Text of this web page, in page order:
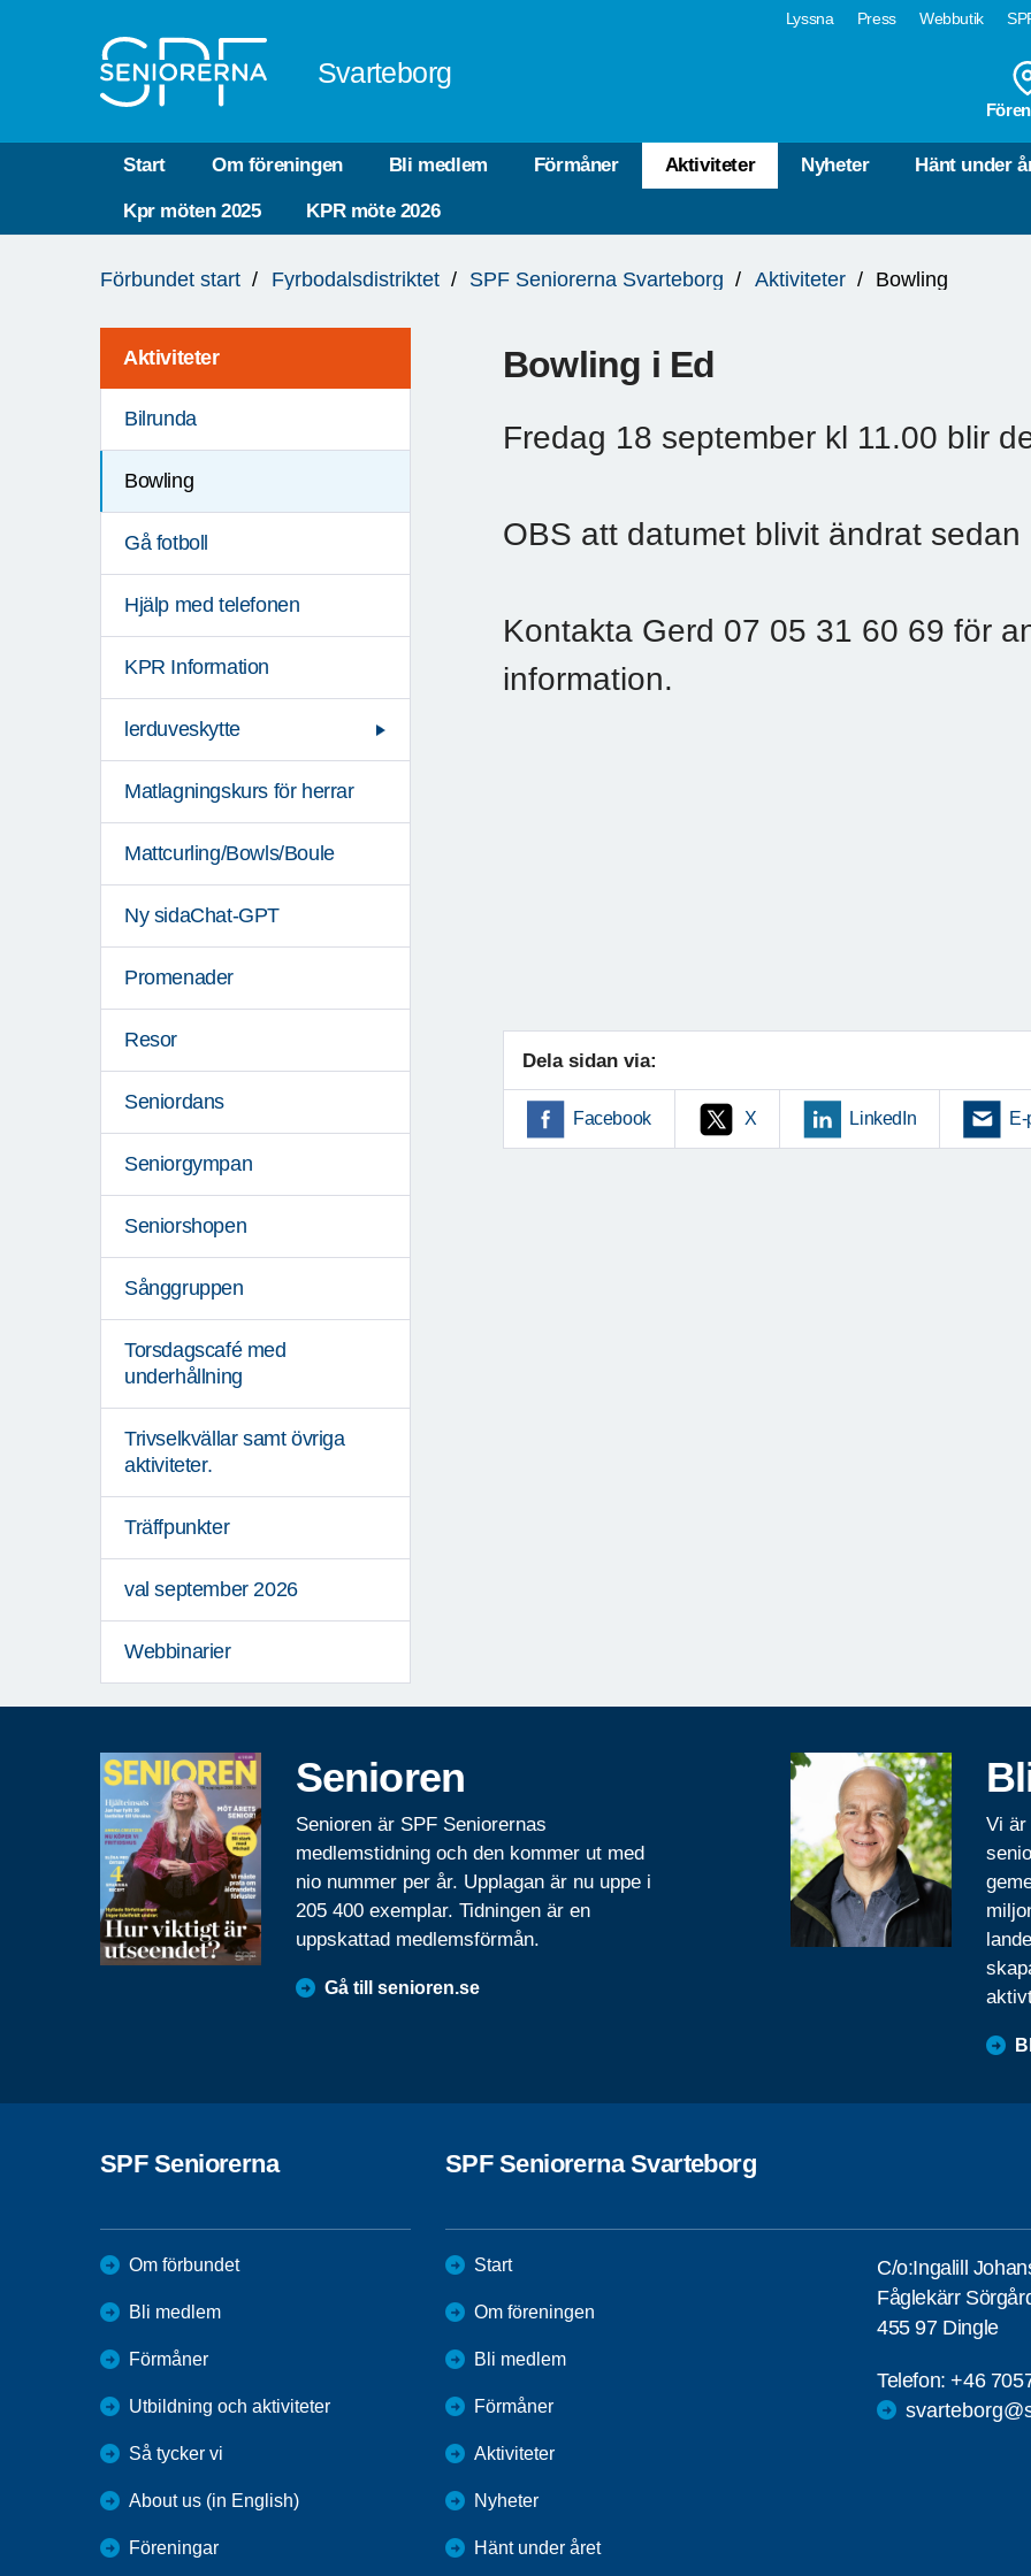
Lyssna Press Webbutik
Svarteborg
Start Om föreningen Bli medlem Förmåner Aktiviteter Nyheter Hänt under
Kpr möten 2025 KPR möte 2026
är
Förbundet start Fyrbodalsdistriktet SPF Seniorerna Svarteborg Aktiviteter Bowling
Aktiviteter
Bilrunda
Bowling
Gå fotboll
Hjälp med telefonen
KPR Information
lerduveskytte
Matlagningskurs för herrar
Mattcurling/Bowls/Boule
Ny sidaChat-GPT
Promenader
Resor
Seniordans
Seniorgympan
Seniorshopen
Sånggruppen
Torsdagscafé med
underhållning
Trivselkvällar samt övriga
aktiviteter.
Träffpunkter
val september 2026
Webbinarier
Bowling i Ed
Fredag 18 september kl 11.00 blir
OBS att datumet blivit ändrat
Kontakta Gerd 07 05 31 60 69 för
information.
Dela sidan via:
Facebook X LinkedIn
Senioren
Senioren är SPF Seniorernas
medlemstidning och den kommer ut med
nio nummer per år. Upplagan är nu uppe i
205 400 exemplar. Tidningen är en
uppskattad medlemsförmån.
Gå till senioren.se
Vi är
SPF Seniorerna
Om förbundet
Bli medlem
Förmåner
Utbildning och aktiviteter
Så tycker vi
About us (in English)
Föreningar
SPF Seniorerna Svarteborg
Start
Om föreningen
Bli medlem
Förmåner
Aktiviteter
Nyheter
Hänt under året
C/o:Ingalill
Fåglekärr
455 97 Dingle
Telefon:+46